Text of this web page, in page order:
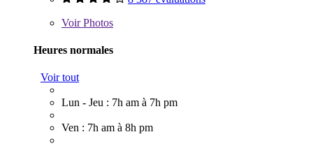
VoirPhotos
Heures normales
Voir tout
Lun - Jeu : 7h am à 7h pm
Ven : 7h am à 8h pm